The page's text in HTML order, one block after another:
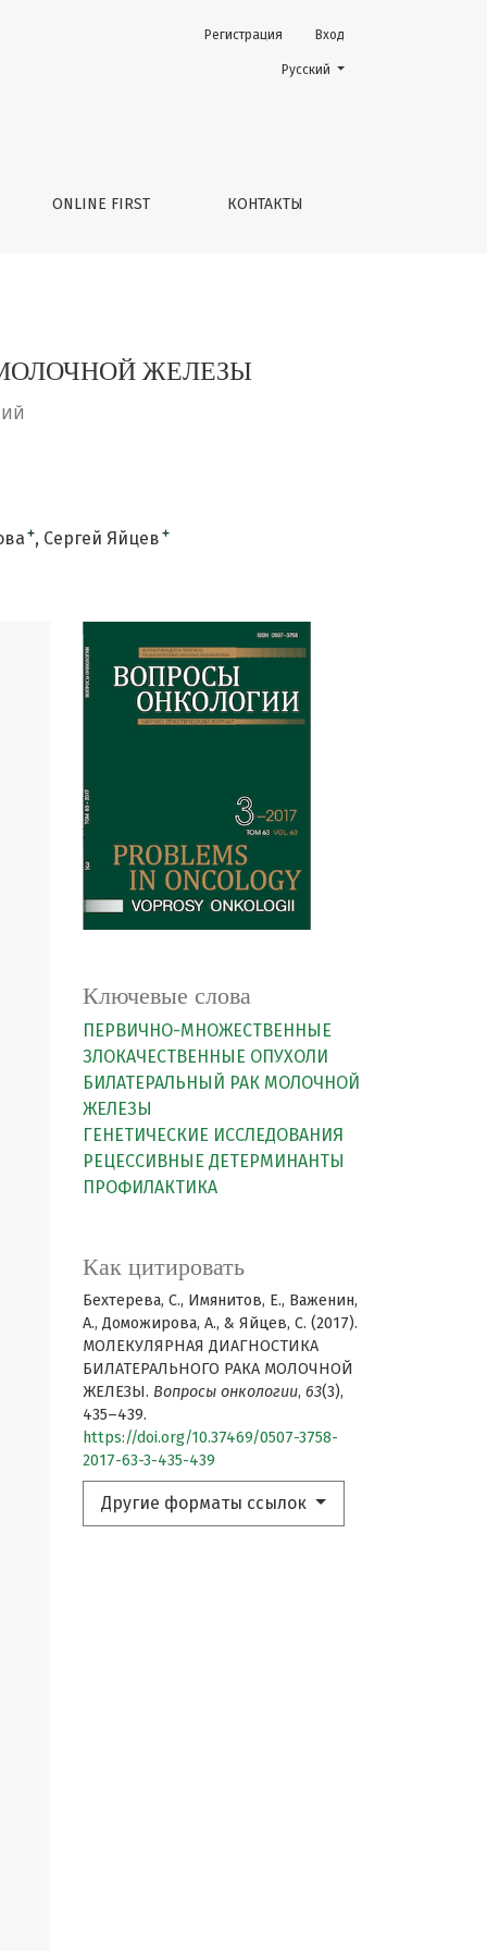
ONLINE FIRST КОНТАКТЫ
Регистрация Вход
Change the language. The
Русский
ЖЕЛЕЗЫ
+ Сергей Яйцев +
Ключевые слова
ПЕРВИЧНО-МНОЖЕСТВЕННЫЕ
ЗЛОКАЧЕСТВЕННЫЕ ОПУХОЛИ
БИЛАТЕРАЛЬНЫЙ РАК МОЛОЧНОЙ
ЖЕЛЕЗЫ
ГЕНЕТИЧЕСКИЕ ИССЛЕДОВАНИЯ
РЕЦЕССИВНЫЕ ДЕТЕРМИНАНТЫ
ПРОФИЛАКТИКА
Как цитировать
Бехтерева, С., Имянитов, Е., Важенин,
А., Доможирова, А., & Яйцев, С. (2017).
МОЛЕКУЛЯРНАЯ ДИАГНОСТИКА
БИЛАТЕРАЛЬНОГО РАКА МОЛОЧНОЙ
ЖЕЛЕЗЫ. Вопросы онкологии, 63(3),
435–439.
https://doi.org/10.37469/0507-3758-
2017-63-3-435-439
Другие форматы ссылок